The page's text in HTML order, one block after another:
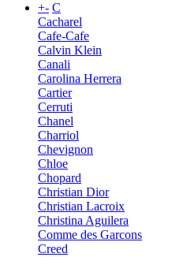
+- C
Cacharel
Cafe-Cafe
Calvin Klein
Canali
Carolina Herrera
Cartier
Cerruti
Chanel
Charriol
Chevignon
Chloe
Chopard
Christian Dior
Christian Lacroix
Christina Aguilera
Comme des Garcons
Creed